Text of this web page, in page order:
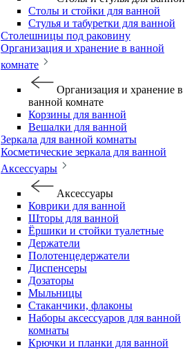
Столы и стойки для ванной
Стулья и табуретки для ванной
Столешницы под раковину
Организация и хранение в ванной
комнате
Организация и хранение в
ванной комнате
Корзины для ванной
Вешалки для ванной
Зеркала для ванной комнаты
Косметические зеркала для ванной
Аксессуары
Аксессуары
Коврики для ванной
Шторы для ванной
Ёршики и стойки туалетные
Держатели
Полотенцедержатели
Диспенсеры
Дозаторы
Мыльницы
Стаканчики, флаконы
Наборы аксессуаров для ванной
комнаты
Крючки и планки для ванной